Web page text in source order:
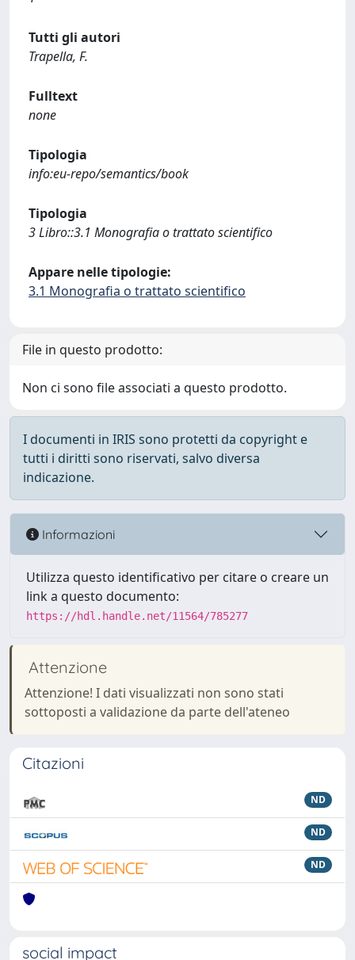
Tutti gli autori
Trapella, F.
Fulltext
none
Tipologia
info:eu-repo/semantics/book
Tipologia
3 Libro::3.1 Monografia o trattato scientifico
Appare nelle tipologie:
3.1 Monografia o trattato scientifico
File in questo prodotto:
Non ci sono file associati a questo prodotto.
I documenti in IRIS sono protetti da copyright e
tutti i diritti sono riservati, salvo diversa
indicazione.
Informazioni
Utilizza questo identificativo per citare o creare un
link a questo documento:
https://hdl.handle.net/11564/785277
Attenzione
Attenzione! I dati visualizzati non sono stati
sottoposti a validazione da parte dell'ateneo
Citazioni
ND
ND
ND
social impact